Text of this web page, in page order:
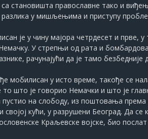
становишта православне тако и
у мишљењима и приступу
је у чину мајора четрдесет и прве,
У стрепњи од рата и
рачунајући да је тамо безбедније
мобилисан у исто време, такође се
што је говорио Немачки и што је
пустио на слободу, из поштовања
кући, у разрушени Београд. Да
Краљевске војске, био